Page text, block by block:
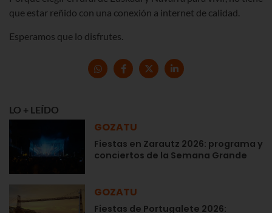
que estar reñido con una conexión a internet de calidad.
Esperamos que lo disfrutes.
LO + LEÍDO
GOZATU
Fiestas en Zarautz 2026: programa y
conciertos de la Semana Grande
GOZATU
Fiestas de Portugalete 2026: